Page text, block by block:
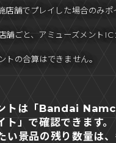
店舗でプレイした場合のみポ
舗ごと、アミューズメントIC
の合算はできません。
トは「Bandai
」で確認できます。
い景品の残り数量は